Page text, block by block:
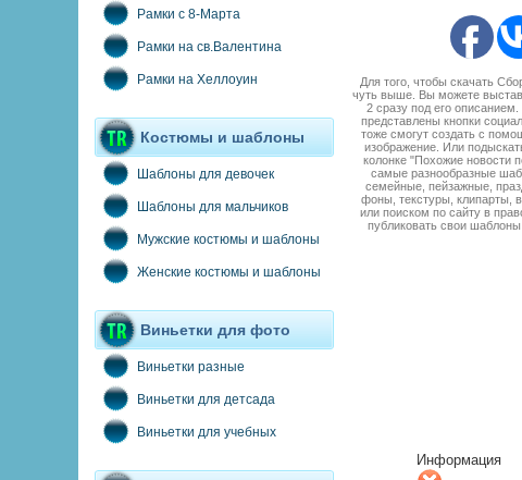
Рамки с 8-Марта
Рамки на св.Валентина
Рамки на Хеллоуин
Костюмы и шаблоны
Шаблоны для девочек
Шаблоны для мальчиков
Мужские костюмы и шаблоны
Женские костюмы и шаблоны
Виньетки для фото
Виньетки разные
Виньетки для детсада
Виньетки для учебных
Для того, чтобы скачать
чуть выше. Вы можете
2 сразу под его
представлены кнопки
тоже смогут создать с
изображение. Или
колонке "Похожие новости
самые разнообразные
семейные, пейзажные,
фоны, текстуры, клипарты,
или поиском по сайту в
публиковать свои
Информация